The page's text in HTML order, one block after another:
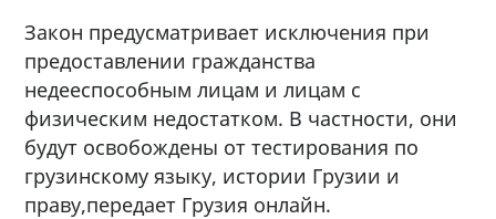
Закон предусматривает исключения при
предоставлении гражданства
недееспособным лицам и лицам с
физическим недостатком. В частности, они
будут освобождены от тестирования по
грузинскому языку, истории Грузии и
праву,передает Грузия онлайн.